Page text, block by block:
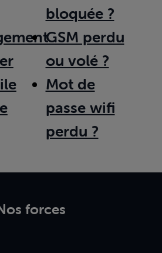
bloquée ?
GSM perdu
ou volé ?
Mot de
passe wifi
perdu ?
forces